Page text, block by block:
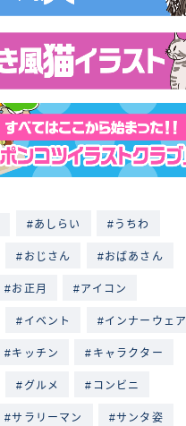
あしらい うちわ
おじさん おばあさん
お正月 アイコン
イベント インナーウェア
キッチン キャラクター
グルメ コンビニ
サラリーマン サンタ姿